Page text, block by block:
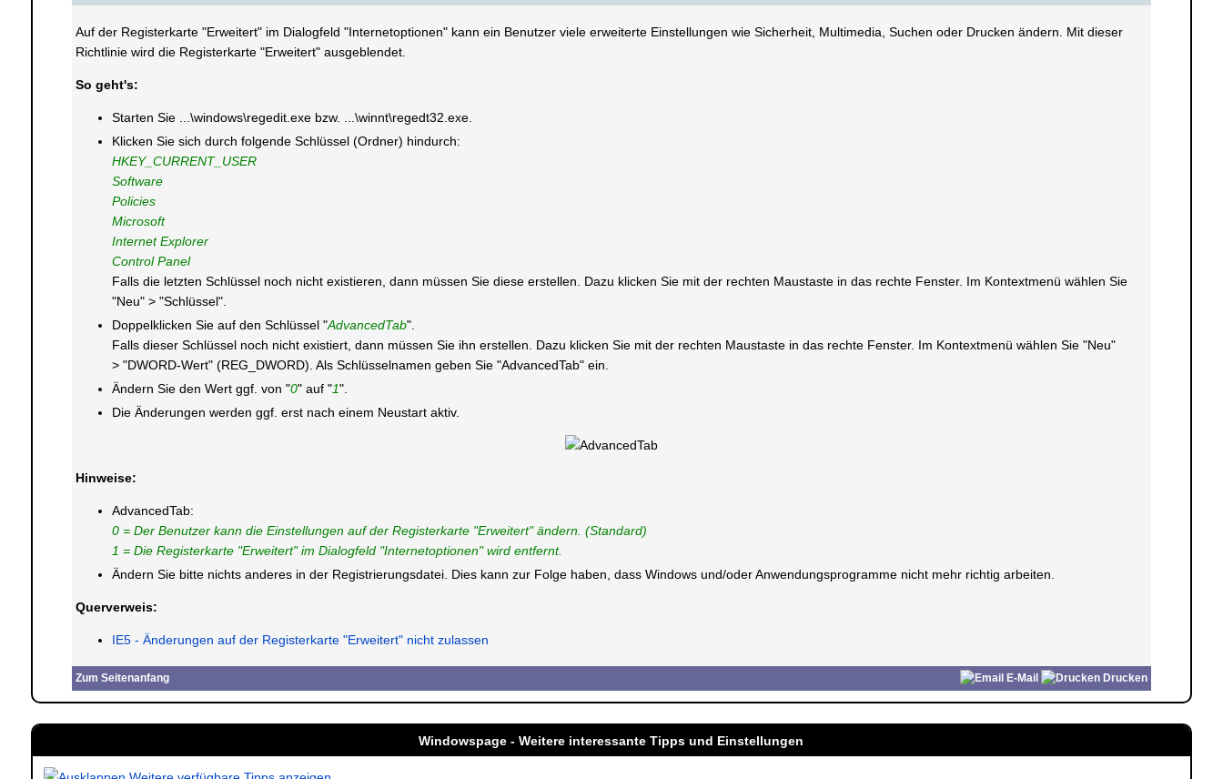
Auf der Registerkarte "Erweitert" im Dialogfeld "Internetoptionen" kann ein Benutzer viele erweiterte Einstellungen wie Sicherheit, Multimedia, Suchen oder Drucken ändern. Mit dieser
Richtlinie wird die Registerkarte "Erweitert" ausgeblendet.
So geht's:
Starten Sie ...\windows\regedit.exe bzw. ...\winnt\regedt32.exe.
Klicken Sie sich durch folgende Schlüssel (Ordner) hindurch:
HKEY_CURRENT_USER
Software
Policies
Microsoft
Internet Explorer
Control Panel
Falls die letzten Schlüssel noch nicht existieren, dann müssen Sie diese erstellen. Dazu klicken Sie mit der rechten Maustaste in das rechte Fenster. Im Kontextmenü wählen Sie
"Neu" > "Schlüssel".
Doppelklicken Sie auf den Schlüssel "AdvancedTab".
Falls dieser Schlüssel noch nicht existiert, dann müssen Sie ihn erstellen. Dazu klicken Sie mit der rechten Maustaste in das rechte Fenster. Im Kontextmenü wählen Sie "Neu"
> "DWORD-Wert" (REG_DWORD). Als Schlüsselnamen geben Sie "AdvancedTab" ein.
Ändern Sie den Wert ggf. von "0" auf "1".
Die Änderungen werden ggf. erst nach einem Neustart aktiv.
Hinweise:
AdvancedTab:
0 = Der Benutzer kann die Einstellungen auf der Registerkarte "Erweitert" ändern. (Standard)
1 = Die Registerkarte "Erweitert" im Dialogfeld "Internetoptionen" wird entfernt.
Ändern Sie bitte nichts anderes in der Registrierungsdatei. Dies kann zur Folge haben, dass Windows und/oder Anwendungsprogramme nicht mehr richtig arbeiten.
Querverweis:
IE5 - Änderungen auf der Registerkarte "Erweitert" nicht zulassen
Zum Seitenanfang E-Mail Drucken
Windowspage - Weitere interessante Tipps und Einstellungen